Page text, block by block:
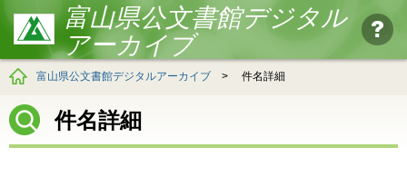
富山県公文書館デジタル
アーカイブ
富山県公文書館デジタルアーカイブ > 件名詳細
件名詳細